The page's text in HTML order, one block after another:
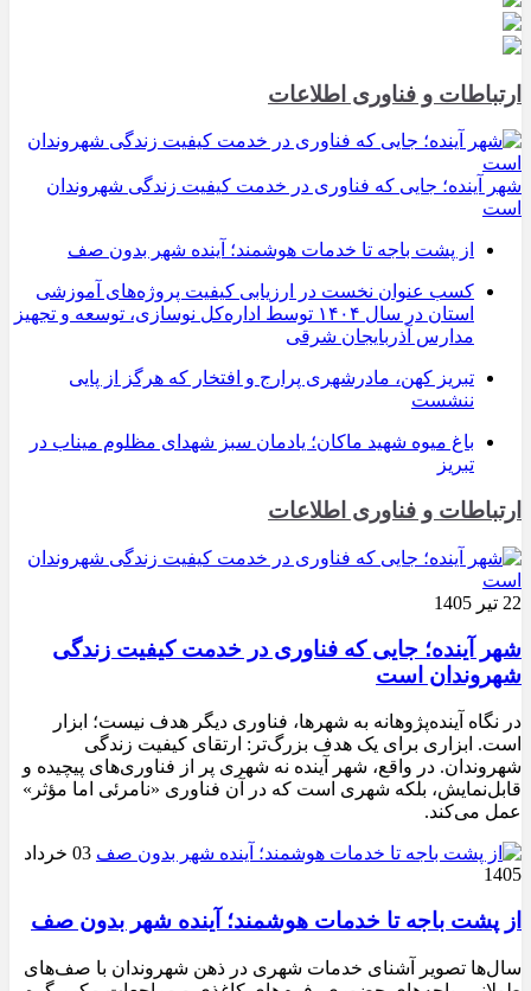
ارتباطات و فناوری اطلاعات
شهر آینده؛ جایی که فناوری در خدمت کیفیت زندگی شهروندان
است
از پشت باجه تا خدمات هوشمند؛ آینده شهر بدون صف
کسب عنوان نخست در ارزیابی کیفیت پروژه‌های آموزشی
استان در سال ۱۴۰۴ توسط اداره‌کل نوسازی، توسعه و تجهیز
مدارس آذربایجان شرقی
تبریز کهن، مادرشهری پرارج و افتخار که هرگز از پایی
ننشست
باغ میوه شهید ماکان؛ یادمان سبز شهدای مظلوم میناب در
تبریز
ارتباطات و فناوری اطلاعات
22 تیر 1405
شهر آینده؛ جایی که فناوری در خدمت کیفیت زندگی
شهروندان است
در نگاه آینده‌پژوهانه به شهرها، فناوری دیگر هدف نیست؛ ابزار
است. ابزاری برای یک هدف بزرگ‌تر: ارتقای کیفیت زندگی
شهروندان. در واقع، شهر آینده نه شهری پر از فناوری‌های پیچیده و
قابل‌نمایش، بلکه شهری است که در آن فناوری «نامرئی اما مؤثر»
عمل می‌کند.
03 خرداد
1405
از پشت باجه تا خدمات هوشمند؛ آینده شهر بدون صف
سال‌ها تصویر آشنای خدمات شهری در ذهن شهروندان با صف‌های